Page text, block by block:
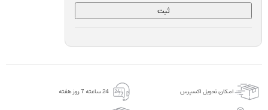
ثبت
امکان تحویل اکسپرس 24 ساعته 7 روز هفته